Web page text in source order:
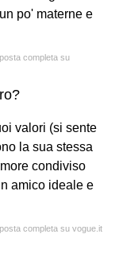
po' materne e
completa su
valori (si sente
la sua stessa
condiviso
amico ideale e
completa su vogue.it